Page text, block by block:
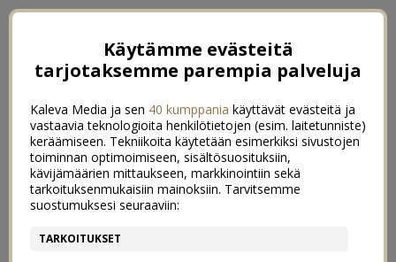
Käytämme evästeitä
tarjotaksemme parempia palveluja
Kaleva Media ja sen 40 kumppania käyttävät evästeitä ja
vastaavia teknologioita henkilötietojen (esim. laitetunniste)
keräämiseen. Tekniikoita käytetään esimerkiksi sivustojen
toiminnan optimoimiseen, sisältösuosituksiin,
kävijämäärien mittaukseen, markkinointiin sekä
tarkoituksenmukaisiin mainoksiin. Tarvitsemme
suostumuksesi seuraaviin:
TARKOITUKSET